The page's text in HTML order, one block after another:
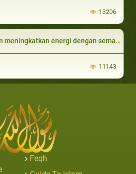
13206
energi dengan semangat yang tinggi
11143
Feqh